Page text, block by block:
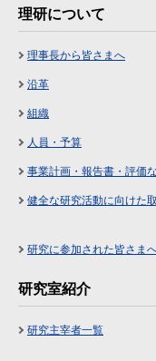
理研について
理事長から皆さまへ
沿革
組織
人員・予算
事業計画・報告書・評価
健全な研究活動に向けた
研究に参加された皆さま
研究室紹介
研究主宰者一覧